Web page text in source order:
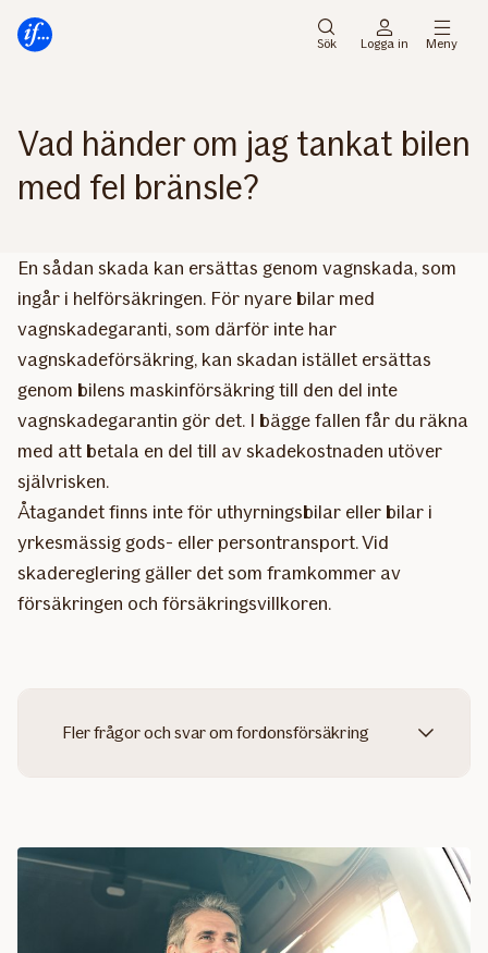
direkt
direkt
Sök Logga in Meny
Vad händer om jag tankat bilen
med fel bränsle?
En sådan skada kan ersättas genom vagnskada, som
ingår i helförsäkringen. För nyare bilar med
vagnskadegaranti, som därför inte har
vagnskadeförsäkring, kan skadan istället ersättas
genom bilens maskinförsäkring till den del inte
vagnskadegarantin gör det. I bägge fallen får du räkna
med att betala en del till av skadekostnaden utöver
självrisken.
Åtagandet finns inte för uthyrningsbilar eller bilar i
yrkesmässig gods- eller persontransport. Vid
skadereglering gäller det som framkommer av
försäkringen och försäkringsvillkoren.
Fler frågor och svar om fordonsförsäkring